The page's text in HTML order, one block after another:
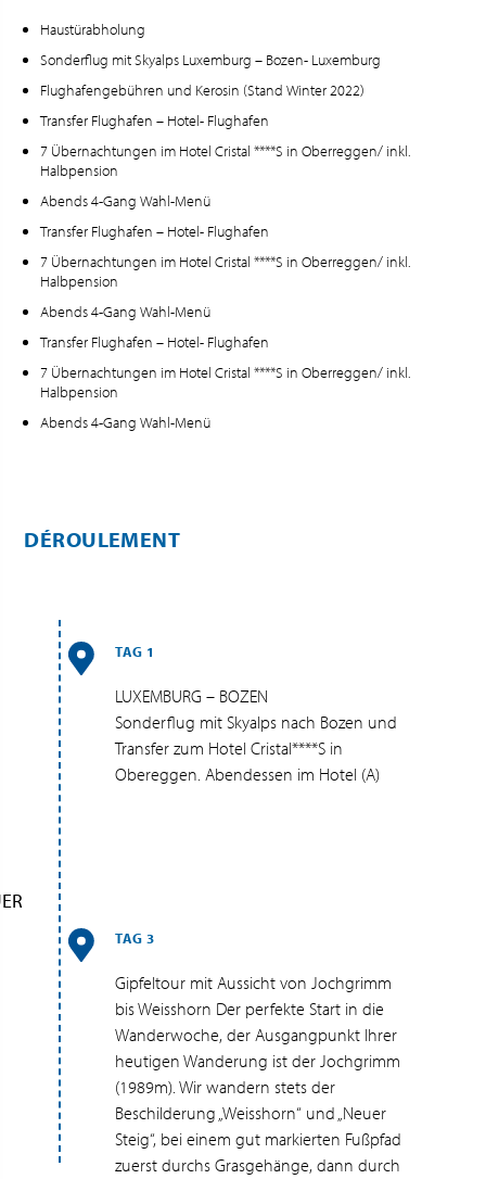
Haustürabholung
Sonderflug mit Skyalps Luxemburg – Bozen- Luxemburg
Flughafengebühren und Kerosin (Stand Winter 2022)
Transfer Flughafen – Hotel- Flughafen
7 Übernachtungen im Hotel Cristal ****S in Oberreggen/ inkl.
Halbpension
Abends 4-Gang Wahl-Menü
Transfer Flughafen – Hotel- Flughafen
7 Übernachtungen im Hotel Cristal ****S in Oberreggen/ inkl.
Halbpension
Abends 4-Gang Wahl-Menü
Transfer Flughafen – Hotel- Flughafen
7 Übernachtungen im Hotel Cristal ****S in Oberreggen/ inkl.
Halbpension
Abends 4-Gang Wahl-Menü
DÉROULEMENT
TAG 1
LUXEMBURG – BOZEN
Sonderflug mit Skyalps nach Bozen und
Transfer zum Hotel Cristal****S in
Obereggen. Abendessen im Hotel (A)
TAG 3
Gipfeltour mit Aussicht von Jochgrimm
bis Weisshorn Der perfekte Start in die
Wanderwoche, der Ausgangpunkt Ihrer
heutigen Wanderung ist der Jochgrimm
(1989m). Wir wandern stets der
Beschilderung „Weisshorn“ und „Neuer
Steig“, bei einem gut markierten Fußpfad
zuerst durchs Grasgehänge, dann durch